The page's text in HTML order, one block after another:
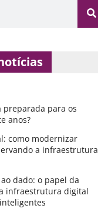
preparada para os
anos?
como modernizar
a infraestrutura
dado: o papel da
infraestrutura digital